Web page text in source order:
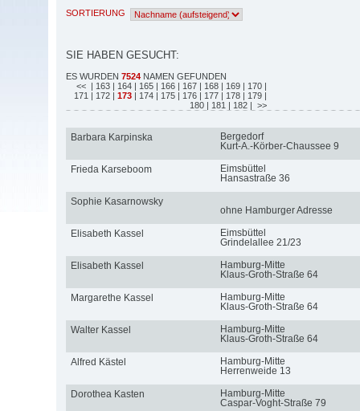
SORTIERUNG
SIE HABEN GESUCHT:
ES WURDEN 7524 NAMEN GEFUNDEN
<< | 163 | 164 | 165 | 166 | 167 | 168 | 169 | 170 |
171 | 172 | 173 | 174 | 175 | 176 | 177 | 178 | 179 |
180 | 181 | 182 | >>
Barbara Karpinska
Bergedorf
Kurt-A.-Körber-Chaussee 9
Frieda Karseboom
Eimsbüttel
Hansastraße 36
Sophie Kasarnowsky
ohne Hamburger Adresse
Elisabeth Kassel
Eimsbüttel
Grindelallee 21/23
Elisabeth Kassel
Hamburg-Mitte
Klaus-Groth-Straße 64
Margarethe Kassel
Hamburg-Mitte
Klaus-Groth-Straße 64
Walter Kassel
Hamburg-Mitte
Klaus-Groth-Straße 64
Alfred Kästel
Hamburg-Mitte
Herrenweide 13
Dorothea Kasten
Hamburg-Mitte
Caspar-Voght-Straße 79